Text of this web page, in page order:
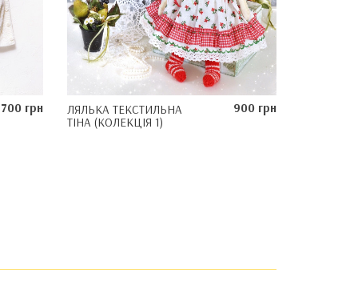
700 грн
ЛЯЛЬКА ТЕКСТИЛЬНА
ТІНА (КОЛЕКЦІЯ 1)
900 грн